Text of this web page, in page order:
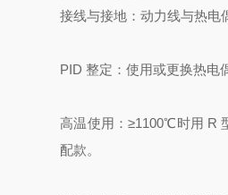
接线与接地：动力线与热电
PID 整定：使用或更换热电
高温使用：≥1100℃时用 R
配款。